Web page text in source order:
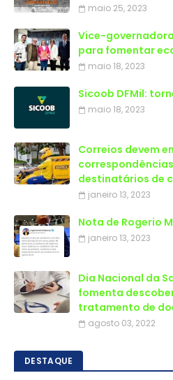
maio 25, 2023
Vice-
para fomentar
maio 18, 2023
Sicoob DFMil:
maio 18, 2023
Correios devem
destinatários de
janeiro 13, 2023
Nota de Rogerio
janeiro 13, 2023
Dia Nacional da
fomenta
tratamento de
agosto 03, 2022
DESTAQUE